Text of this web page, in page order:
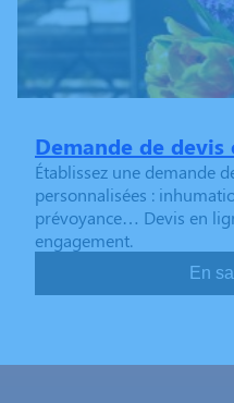
Demande de devis
Établissez une demande
personnalisées :
prévoyance… Devis en
engagement.
En